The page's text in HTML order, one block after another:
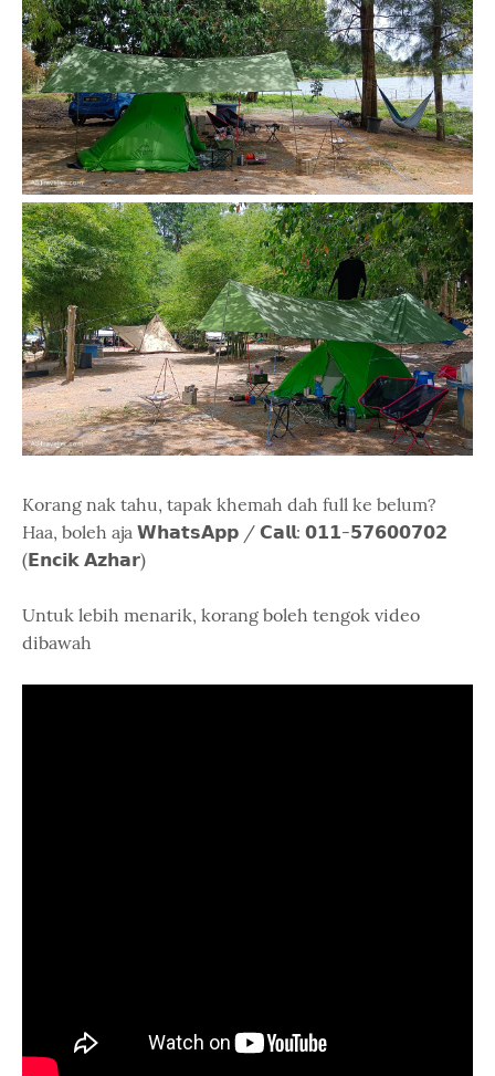
Korang nak tahu, tapak khemah dah full ke belum?
Haa, boleh aja 𝗪𝗵𝗮𝘁𝘀𝗔𝗽𝗽 / 𝗖𝗮𝗹𝗹: 𝟬𝟭𝟭-𝟱𝟳𝟲𝟬𝟬𝟳𝟬𝟮
(𝗘𝗻𝗰𝗶𝗸 𝗔𝘇𝗵𝗮𝗿)
Untuk lebih menarik, korang boleh tengok video
dibawah